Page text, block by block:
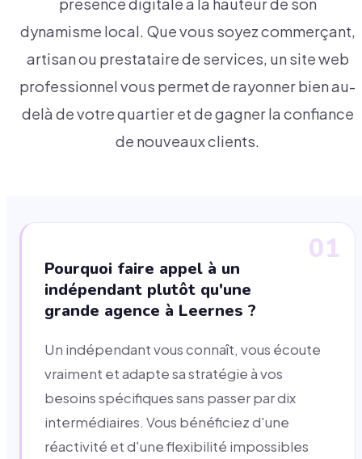
présence digitale à la hauteur de son
dynamisme local. Que vous soyez commerçant,
artisan ou prestataire de services, un site web
professionnel vous permet de rayonner bien au-
delà de votre quartier et de gagner la confiance
de nouveaux clients.
01
Pourquoi faire appel à un
indépendant plutôt qu'une
grande agence à Leernes ?
Un indépendant vous connaît, vous écoute
vraiment et adapte sa stratégie à vos
besoins spécifiques sans passer par dix
intermédiaires. Vous bénéficiez d'une
réactivité et d'une flexibilité impossibles